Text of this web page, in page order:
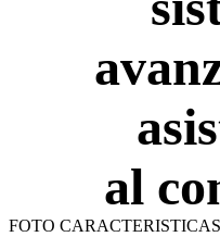
al
FOTO CARACTERISTICAS